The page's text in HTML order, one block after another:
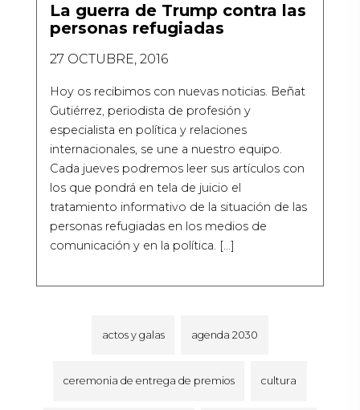
La guerra de Trump contra las
personas refugiadas
27 OCTUBRE, 2016
Hoy os recibimos con nuevas noticias. Beñat
Gutiérrez, periodista de profesión y
especialista en política y relaciones
internacionales, se une a nuestro equipo.
Cada jueves podremos leer sus artículos con
los que pondrá en tela de juicio el
tratamiento informativo de la situación de las
personas refugiadas en los medios de
comunicación y en la política. […]
actos y galas agenda 2030
ceremonia de entrega de premios cultura